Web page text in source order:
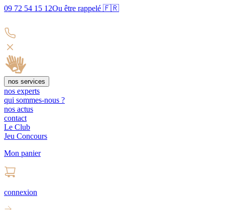
09 72 54 15 12Ou être rappelé 🇫🇷
nos services
nos experts
qui sommes-nous ?
nos actus
contact
Le Club
Jeu Concours
Mon panier
connexion